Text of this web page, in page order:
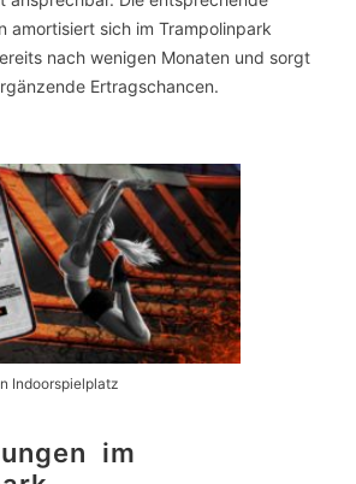
amortisiert sich im Trampolinpark
nach wenigen Monaten und sorgt
Ertragschancen.
Indoorspielplatz
im